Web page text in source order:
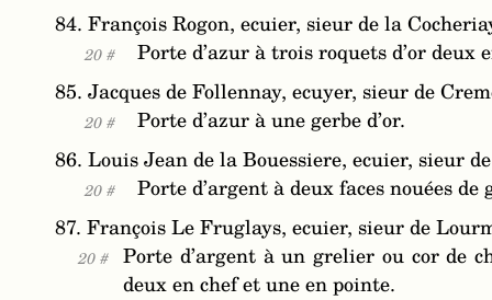
84. François Rogon, ecuier, sieur de la
20 #
Porte d’azur à trois roquets d’or deux
85. Jacques de Follennay, ecuyer, sieur de
20 #
Porte d’azur à une gerbe d’or.
86. Louis Jean de la Bouessiere, ecuier, sieur
20 #
Porte d’argent à deux faces nouées de
87. François Le Fruglays, ecuier, sieur de
20 #
Porte d’argent à un grelier ou cor de
deux en chef et une en pointe.